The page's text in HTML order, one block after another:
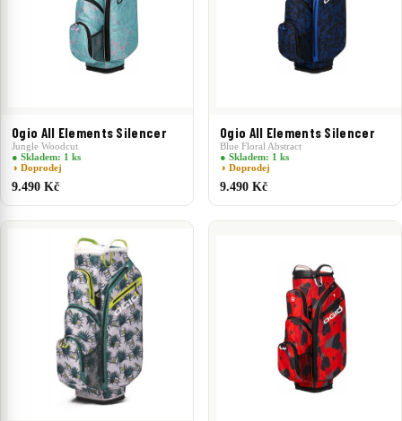
Ogio All Elements Silencer
Jungle Woodcut
● Skladem: 1 ks
◑ Doprodej
9.490 Kč
Ogio All Elements Silencer
Blue Floral Abstract
● Skladem: 1 ks
◑ Doprodej
9.490 Kč